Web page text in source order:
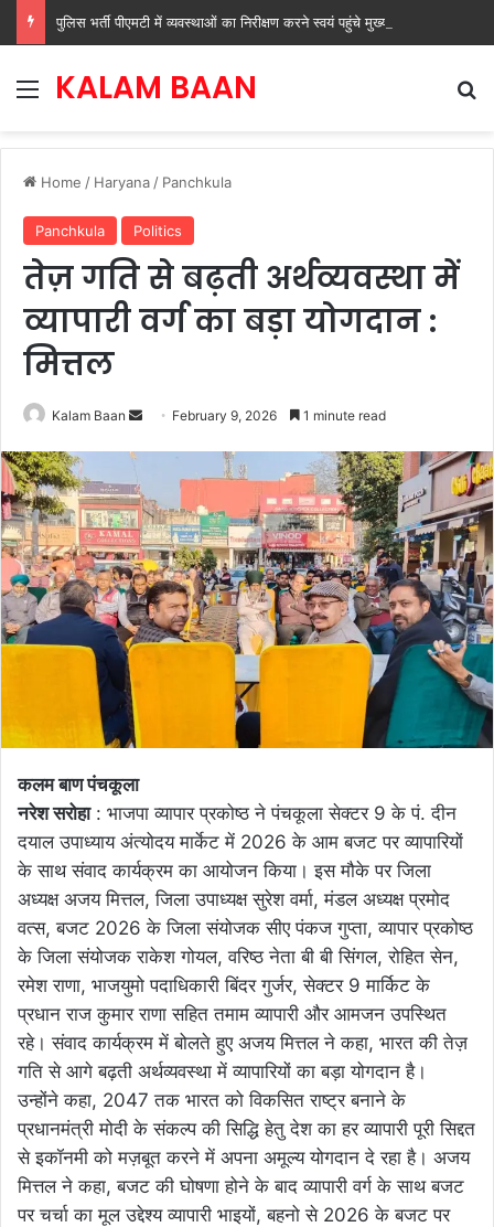
Menu
KALAM BAAN
Home / Haryana / Panchkula
Panchkula Politics
तेज़ गति से बढ़ती अर्थव्यवस्था में
व्यापारी वर्ग का बड़ा योगदान :
मित्तल
Kalam Baan
Send February 9, 2026 1 minute read
कलम बाण पंचकूला
नरेश सरोहा: भाजपा व्यापार प्रकोष्ठ ने पंचकूला सेक्टर 9 के पं. दीन
दयाल उपाध्याय अंत्योदय मार्केट में 2026 के आम बजट पर व्यापारियों
के साथ संवाद कार्यक्रम का आयोजन किया। इस मौके पर जिला
अध्यक्ष अजय मित्तल, जिला उपाध्यक्ष सुरेश वर्मा, मंडल अध्यक्ष प्रमोद
वत्स, बजट 2026 के जिला संयोजक सीए पंकज गुप्ता, व्यापार प्रकोष्ठ
के जिला संयोजक राकेश गोयल, वरिष्ठ नेता बी बी सिंगल, रोहित सेन,
रमेश राणा, भाजयुमो पदाधिकारी बिंदर गुर्जर, सेक्टर 9 मार्किट के
प्रधान राज कुमार राणा सहित तमाम व्यापारी और आमजन उपस्थित
रहे। संवाद कार्यक्रम में बोलते हुए अजय मित्तल ने कहा, भारत की तेज़
गति से आगे बढ़ती अर्थव्यवस्था में व्यापारियों का बड़ा योगदान है।
उन्होंने कहा, 2047 तक भारत को विकसित राष्ट्र बनाने के
प्रधानमंत्री मोदी के संकल्प की सिद्धि हेतु देश का हर व्यापारी पूरी सिद्दत
से इकॉनमी को मज़बूत करने में अपना अमूल्य योगदान दे रहा है। अजय
मित्तल ने कहा, बजट की घोषणा होने के बाद व्यापारी वर्ग के साथ बजट
पर चर्चा का मूल उद्देश्य व्यापारी भाइयों, बहनो से 2026 के बजट पर